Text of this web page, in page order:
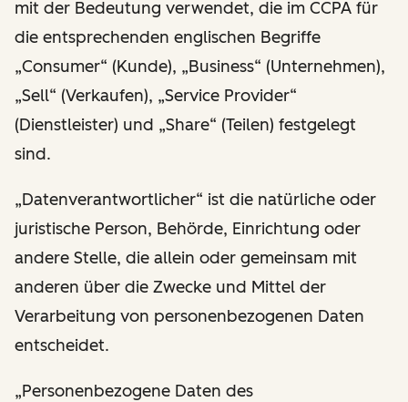
mit der Bedeutung verwendet, die im CCPA für
die entsprechenden englischen Begriffe
„Consumer“ (Kunde), „Business“ (Unternehmen),
„Sell“ (Verkaufen), „Service Provider“
(Dienstleister) und „Share“ (Teilen) festgelegt
sind.
„Datenverantwortlicher“ ist die natürliche oder
juristische Person, Behörde, Einrichtung oder
andere Stelle, die allein oder gemeinsam mit
anderen über die Zwecke und Mittel der
Verarbeitung von personenbezogenen Daten
entscheidet.
„Personenbezogene Daten des